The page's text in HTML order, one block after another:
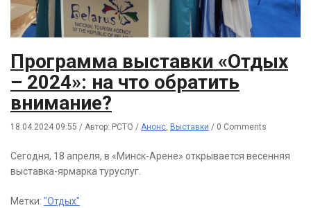
Программа выставки «Отдых
– 2024»: на что обратить
внимание?
18.04.2024 09:55 / Автор: РСТО / Анонс, Выставки / 0 Comments
Сегодня, 18 апреля, в «Минск-Арене» открывается весенняя
выставка-ярмарка туруслуг.
Метки: "Отдых"